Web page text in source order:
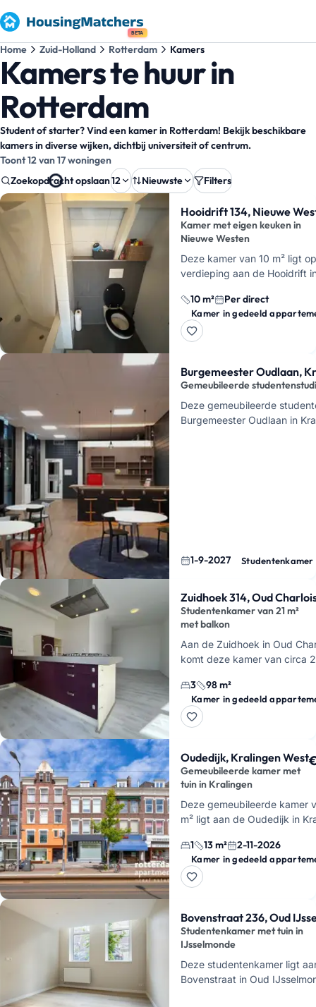
BETA
Home Zuid-Holland Rotterdam Kamers
Kamers te huur in
Rotterdam
Student of starter? Vind een kamer in Rotterdam! Bekijk beschikbare
kamers in diverse wijken, dichtbij universiteit of centrum.
Toont 12 van 17 woningen
Zoekopdracht opslaan12 Nieuwste Filters
Zoekresultaten Hooidrift 134, Nieuwe
Kamer met eigen keuken in
Nieuwe Westen
Deze kamer van 10 m² ligt
verdieping aan de Hooidrift
keuken, wat in een flatshare
groot pluspu…
10 m² Per direct
Kamer in gedeeld
Burgemeester Oudlaan,
Gemeubileerde
Deze gemeubileerde
Burgemeester Oudlaan in
1-9-2027 Studentenkamer
Zuidhoek 314, Oud
Studentenkamer van 21 m²
met balkon
Aan de Zuidhoek in Oud
komt deze kamer van circa
deelt met twee andere
huurt hier een …
3 98 m²
Kamer in gedeeld
Oudedijk, Kralingen West
Gemeubileerde kamer met
tuin in Kralingen
Deze gemeubileerde kamer
m² ligt aan de Oudedijk in
kamer in een gedeeld 3-
appartement op de…
1 13 m² 2-11-2026
Kamer in gedeeld
Bovenstraat 236, Oud
Studentenkamer met tuin in
IJsselmonde
Deze studentenkamer ligt
Bovenstraat in Oud